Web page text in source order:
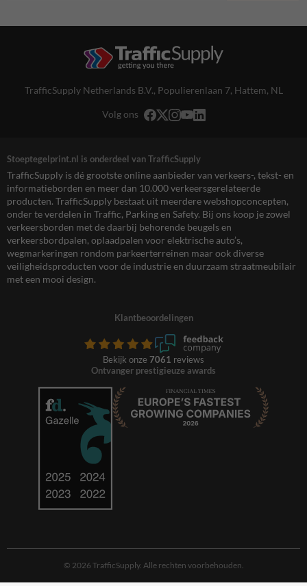
TrafficSupply Netherlands B.V., Populierenlaan 7, Hattem, NL
Volg ons
Stoeptegelprint.nl is onderdeel van TrafficSupply
TrafficSupply is dé grootste online aanbieder van verkeers-, tekst- en
informatieborden en meer dan 10.000 verkeersgerelateerde
producten. TrafficSupply bestaat uit meerdere webshopconcepten,
onder te verdelen in Traffic, Parking en Safety. Bij ons koop je zowel
verkeersborden met de daarbij behorende beugels en
verkeersbordpalen, oplaadpalen voor elektrische auto’s,
wegmarkeringen rondom parkeerterreinen maar ook diverse
veiligheidsproducten voor de industrie en duurzaam straatmeubilair
met een mooi design.
Klantbeoordelingen
Bekijk onze 7061 reviews
Ontvanger prestigieuze awards
© 2026 TrafficSupply. Alle rechten voorbehouden.